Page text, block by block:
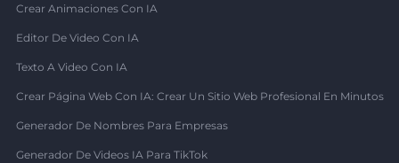
Crear Animaciones Con IA
Editor De Video Con IA
Texto A Video Con IA
Crear Página Web Con IA: Crear Un Sitio Web Profesional En Minutos
Generador De Nombres Para Empresas
Generador De Videos IA Para TikTok